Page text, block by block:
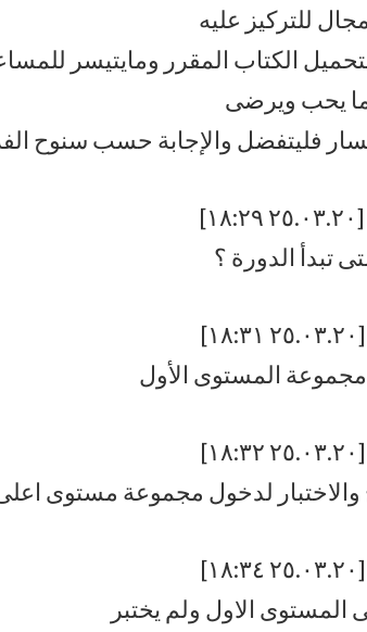
للتركيز عليه
الكتاب المقرر ومايتيسر
يحب ويرضى
فليتفضل والإجابة حسب سنوح
تبدأ الدورة ؟
مجموعة المستوى الأول
لدخول مجموعة مستوى
المستوى الاول ولم يختبر